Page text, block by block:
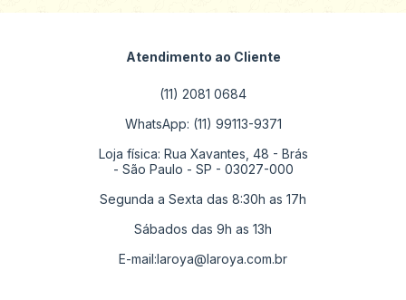
Atendimento ao Cliente
(11) 2081 0684
WhatsApp: (11) 99113-9371
Loja física: Rua Xavantes, 48 - Brás
- São Paulo - SP - 03027-000
Segunda a Sexta das 8:30h as 17h
Sábados das 9h as 13h
E-mail:laroya@laroya.com.br